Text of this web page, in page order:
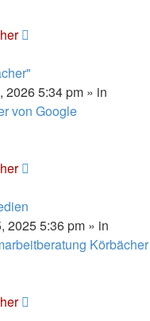
2026 5:34 pm » in
von Google
2025 5:36 pm » in
Körbächer